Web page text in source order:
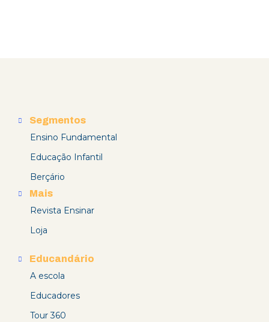
Segmentos
Ensino Fundamental
Educação Infantil
Berçário
Mais
Revista Ensinar
Loja
Educandário
A escola
Educadores
Tour 360